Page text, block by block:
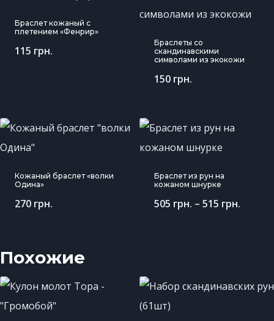
Браслет кожаный с
плетением «Фенрир»
115 грн.
Браслеты со
скандинавскими
символами из экокожи
150 грн.
Кожаный браслет «волки
Одина»
270 грн.
Браслет из рун на
кожаном шнурке
505 грн. – 515 грн.
Похожие